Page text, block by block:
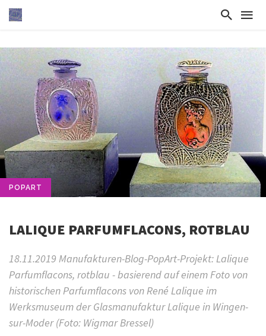
POPART
LALIQUE PARFUMFLACONS, ROTBLAU
18.11.2019 Manufakturen-Blog-PopArt-Projekt: Lalique
Parfumflacons, rotblau - basierend auf einem Foto von
historischen Parfumflacons von René Lalique im
Werksmuseum der Glasmanufaktur Lalique in Wingen-
sur-Moder (Foto: Wigmar Bressel)